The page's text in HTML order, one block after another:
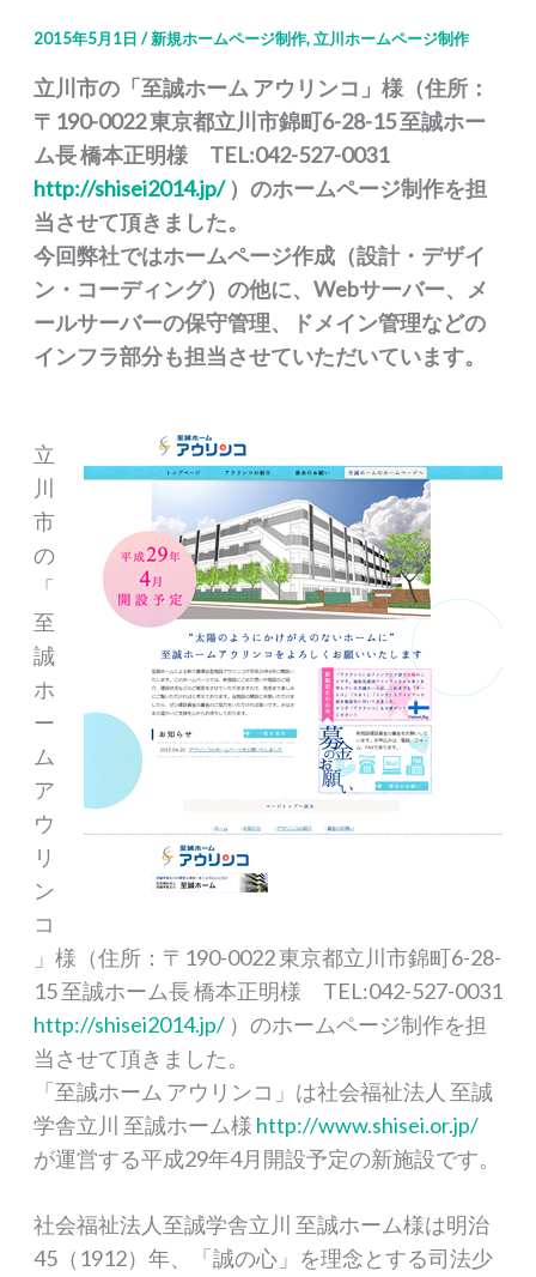
2015年5月1日 /新規ホームページ制作,立川ホームページ制作
立川市の「至誠ホーム アウリンコ」様（住所：
〒190-0022 東京都立川市錦町6-28-15 至誠ホー
ム長 橋本正明様 TEL:042-527-0031
http://shisei2014.jp/）のホームページ制作を担
当させて頂きました。
今回弊社ではホームページ作成（設計・デザイ
ン・コーディング）の他に、Webサーバー、メ
ールサーバーの保守管理、ドメイン管理などの
インフラ部分も担当させていただいています。
立
川
市
の
「
至
誠
ホ
ー
ム
ア
ウ
リ
ン
コ
」様（住所：〒190-0022 東京都立川市錦町6-28-
15 至誠ホーム長 橋本正明様 TEL:042-527-0031
http://shisei2014.jp/）のホームページ制作を担
当させて頂きました。
「至誠ホーム アウリンコ」は社会福祉法人 至誠
学舎立川 至誠ホーム様 http://www.shisei.or.jp/
が運営する平成29年4月開設予定の新施設です。
社会福祉法人至誠学舎立川 至誠ホーム様は明治
45（1912）年、「誠の心」を理念とする司法少